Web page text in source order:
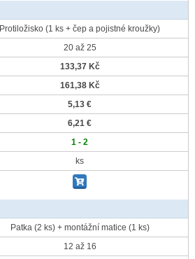
Protiložisko (1 ks + čep a pojistné kroužky)
20 až 25
133,37 Kč
161,38 Kč
5,13 €
6,21 €
1 - 2
ks
Patka (2 ks) + montážní matice (1 ks)
12 až 16